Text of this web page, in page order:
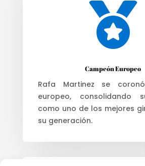

Campeón Europeo
Rafa Martinez se
europeo, consolidando
como uno de los mejores
su generación.